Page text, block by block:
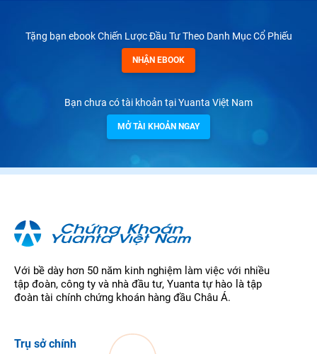
Tặng bạn ebook Chiến Lược Đầu Tư Theo Danh Mục Cổ Phiếu
NHẬN EBOOK
Bạn chưa có tài khoản tại Yuanta Việt Nam
MỞ TÀI KHOẢN NGAY
Với bề dày hơn 50 năm kinh nghiệm làm việc với nhiều
tập đoàn, công ty và nhà đầu tư, Yuanta tự hào là tập
đoàn tài chính chứng khoán hàng đầu Châu Á.
Trụ sở chính